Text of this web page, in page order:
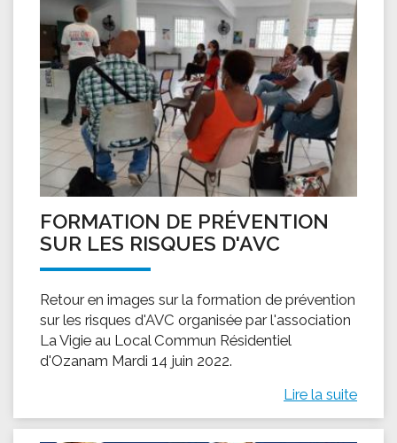
FORMATION DE PRÉVENTION
SUR LES RISQUES D'AVC
Retour en images sur la formation de prévention
sur les risques d'AVC organisée par l'association
La Vigie au Local Commun Résidentiel
d'Ozanam Mardi 14 juin 2022.
Lire la suite